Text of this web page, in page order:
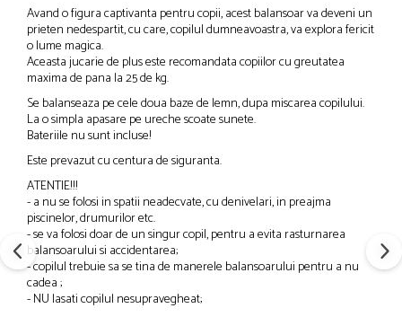
Avand o figura captivanta pentru copii, acest balansoar va deveni un
prieten nedespartit, cu care, copilul dumneavoastra, va explora fericit
o lume magica.
Aceasta jucarie de plus este recomandata copiilor cu greutatea
maxima de pana la 25 de kg.
Se balanseaza pe cele doua baze de lemn, dupa miscarea copilului.
La o simpla apasare pe ureche scoate sunete.
Bateriile nu sunt incluse!
Este prevazut cu centura de siguranta.
ATENTIE!!!
- a nu se folosi in spatii neadecvate, cu denivelari, in preajma
piscinelor, drumurilor etc.
- se va folosi doar de un singur copil, pentru a evita rasturnarea
balansoarului si accidentarea;
- copilul trebuie sa se tina de manerele balansoarului pentru a nu
cadea ;
- NU lasati copilul nesupravegheat;